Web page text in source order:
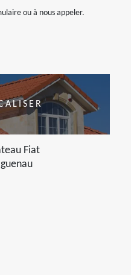
ou à nous appeler.
Fiat